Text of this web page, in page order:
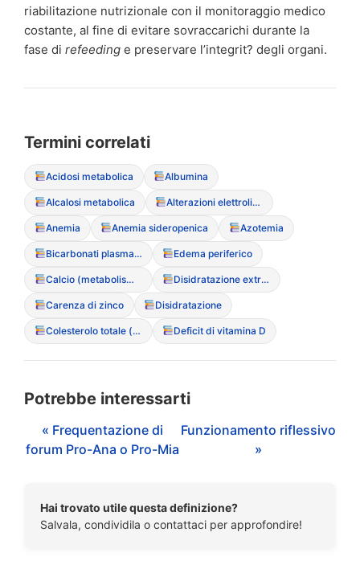
riabilitazione nutrizionale con il monitoraggio medico
costante, al fine di evitare sovraccarichi durante la
fase di refeeding e preservare l’integrit? degli organi.
Termini correlati
Acidosi metabolica Albumina
Alcalosi metabolica Alterazioni elettrolitiche
Anemia Anemia sideropenica Azotemia
Bicarbonati plasmatici Edema periferico
Calcio (metabolismo del) Disidratazione extracellulare
Carenza di zinco Disidratazione
Colesterolo totale (ipercolesterolemia paradossa) Deficit di vitamina D
Potrebbe interessarti
« Frequentazione di
forum Pro-Ana o Pro-Mia
Funzionamento riflessivo
»
Hai trovato utile questa definizione?
Salvala, condividila o contattaci per approfondire!